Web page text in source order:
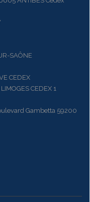
SAÔNE
CEDEX
CEDEX 1
Gambetta 59200